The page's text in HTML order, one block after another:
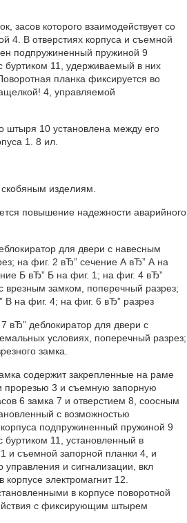
засов которого взаимодействует со
4. В отверстиях корпуса и съемной
подпружиненный пружиной 9
11, удерживаемый в них
планка фиксируется во
4, управляемой
10 установлена между его
1. 8 ил.
изделиям.
повышение надежности аварийного
для двери с навесным
на фиг. 2 вЂ” сечение А вЂ” А на
Б вЂ” Б на фиг. 1; на фиг. 4 вЂ”
врезным замком, поперечный разрез;
В на фиг. 4; на фиг. 6 вЂ” разрез
вЂ” деблокиратор для двери с
условиях, поперечный разрез;
замка.
содержит закрепленные на раме
прорезью 3 и съемную запорную
6 замка 7 и отверстием 8, соосным
с возможностью
подпружиненный пружиной 9
11, установленный в
и съемной запорной планки 4, и
управления и сигнализации, вкл
электромагнит 12.
в корпусе поворотной
с фиксирующим штырем